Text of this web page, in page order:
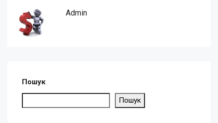
Admin
Пошук
Пошук